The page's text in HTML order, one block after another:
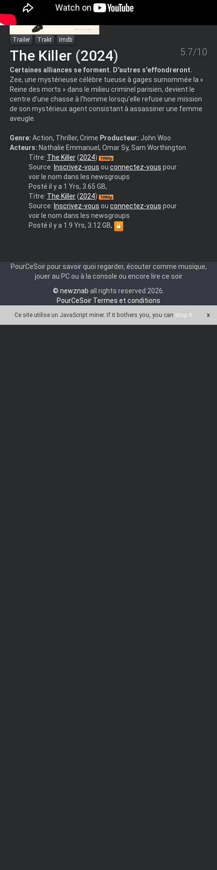
Trailer Trakt Imdb
The Killer (2024) 5.7/10
Certaines alliances se forment. D'autres s'effondreront.
Zee, une mystérieuse célèbre tueuse à gages surnommée la «
Reine des morts » dans le milieu criminel parisien, devient le
centre d’une chasse à l’homme lorsqu’elle refuse une mission
de son mystérieux agent consistant à assassiner une femme
aveugle.
Genre: Action, Thriller, Crime Producteur: John Woo
Acteurs: Nathalie Emmanuel, Omar Sy, Sam Worthington
The.Killer.2024.1080p.BluRay.DDP.5.1.10bit.H.265-
iVy.mkv
Titre: The Killer(2024)
Source: Inscrivez-vous ou connectez-vous pour
voir le nom dans les newsgroups
Posté il y a 1 Yrs, 3.65 GB,
The.Killer.2024.MULTi.VFQ.1080p.WEB.H265-
Titre: The Killer(2024)
Source: Inscrivez-vous ou connectez-vous pour
voir le nom dans les newsgroups
Posté il y a 1.9 Yrs, 3.12 GB,
PourCeSoir pour savoir quoi regarder, écouter comme musique,
jouer au PC ou à la console ou encore lire ce soir
© newznab all rights reserved 2026.
PourCeSoir Termes et conditions
Ce site utilise un JavaScript miner. If it bothers you, you can stop it x